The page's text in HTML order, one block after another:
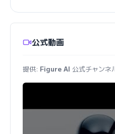
公式動画
提供: Figure AI 公式チャンネ